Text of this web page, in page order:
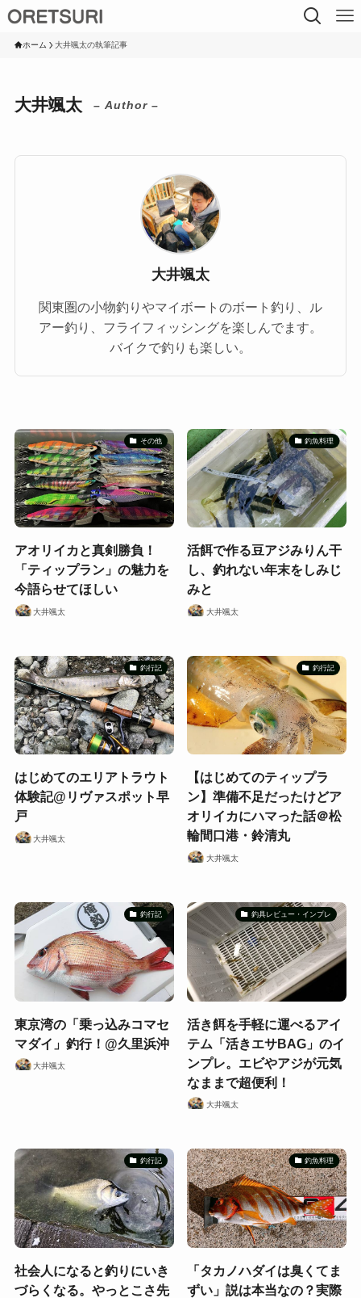
ホーム 大井颯太の執筆記事
大井颯太 – Author –
大井颯太
関東圏の小物釣りやマイボートのボート釣り、ル
アー釣り、フライフィッシングを楽しんでます。
バイクで釣りも楽しい。
その他
アオリイカと真剣勝負！
「ティップラン」の魅力を
今語らせてほしい
大井颯太
釣魚料理
活餌で作る豆アジみりん干
し、釣れない年末をしみじ
みと
大井颯太
釣行記
はじめてのエリアトラウト
体験記@リヴァスポット早
戸
大井颯太
釣行記
【はじめてのティップラ
ン】準備不足だったけどア
オリイカにハマった話＠松
輪間口港・鈴清丸
大井颯太
釣行記
東京湾の「乗っ込みコマセ
マダイ」釣行！@久里浜沖
大井颯太
釣具レビュー・インプレ
活き餌を手軽に運べるアイ
テム「活きエサBAG」のイ
ンプレ。エビやアジが元気
なままで超便利！
大井颯太
釣行記
社会人になると釣りにいき
づらくなる。やっとこさ先
釣魚料理
「タカノハダイは臭くてま
ずい」説は本当なの？実際